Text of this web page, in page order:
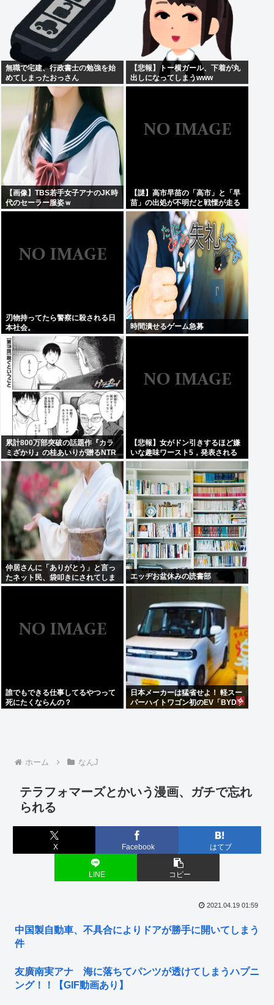
無職で宅建、行政書士の勉強を始
めてしまったおっさん
【悲報】トー横ガール、下着が丸
出しになってしまうwww
【画像】TBS若手女子アナのJK時
代のセーラー服姿ｗ
【謎】高市早苗の「高市」と「早
苗」の出処が不明だと戦慄が走る
刃物持ってたら警察に殺される日
本社会。
時間潰せるゲーム急募
累計800万部突破の話題作『カラ
ミざかり』の桂あいりが贈るNTR
ラブコメ「グラぱらっ！」、完結
までラスト2話！！
【悲報】女がドン引きするほど嫌
いな趣味ワースト5，発表される
仲居さんに「ありがとう」と言っ
たネット民、袋叩きにされてしま
う…
エッヂお盆休みの読書部
誰でもできる仕事してるやつって
死にたくならんの？
日本メーカーは猛省せよ！ 軽スー
パーハイトワゴン初のEV「BYDラ
ホーム なんJ
テラフォマーズとかいう漫画、ガチで忘れ
られる
X Facebook はてブ
LINE コピー
2021.04.19 01:59
中国製自動車、不具合によりドアが勝手に開いてしまう
件
友廣南実アナ 海に落ちてパンツが透けてしまうハプニ
ング！！【GIF動画あり】